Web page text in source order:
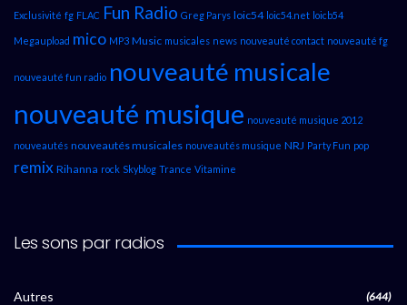
Exclusivité fg FLAC Fun Radio Greg Parys loic54 loic54.net loicb54
Megaupload mico MP3 Music musicales news nouveauté contact nouveauté fg
nouveauté fun radio nouveauté musicale
nouveauté musique nouveauté musique 2012
nouveautés nouveautés musicales nouveautés musique NRJ Party Fun pop
remix Rihanna rock Skyblog Trance Vitamine
Les sons par radios
Autres (644)